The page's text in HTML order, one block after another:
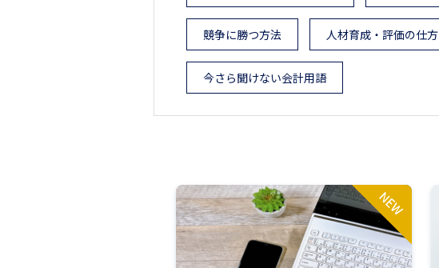
競争に勝つ方法 人材育成・評価の仕方
今さら聞けない会計用語